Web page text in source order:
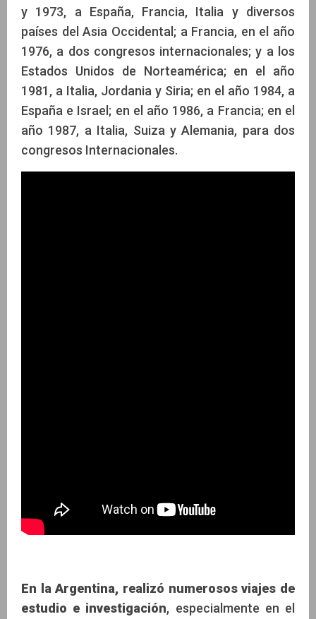
y 1973, a España, Francia, Italia y diversos
países del Asia Occidental; a Francia, en el año
1976, a dos congresos internacionales; y a los
Estados Unidos de Norteamérica; en el año
1981, a Italia, Jordania y Siria; en el año 1984, a
España e Israel; en el año 1986, a Francia; en el
año 1987, a Italia, Suiza y Alemania, para dos
congresos Internacionales.
En la Argentina, realizó numerosos viajes de
estudio e investigación, especialmente en el